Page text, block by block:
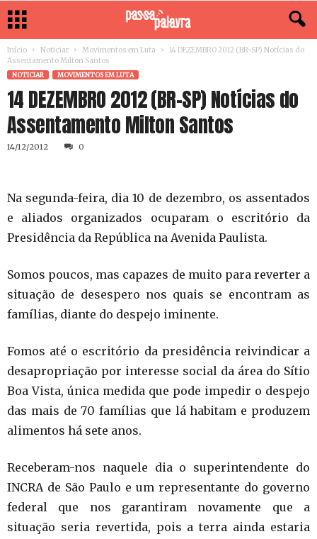
Início Noticiar Movimentos em Luta
14 DEZEMBRO 2012 (BR-SP) Notícias do
Assentamento Milton Santos
NOTICIAR MOVIMENTOS EM LUTA
14 DEZEMBRO 2012 (BR-SP) Notícias do
Assentamento Milton Santos
14/12/2012 0
Na segunda-feira, dia 10 de dezembro, os assentados
e aliados organizados ocuparam o escritório da
Presidência da República na Avenida Paulista.
Somos poucos, mas capazes de muito para reverter a
situação de desespero nos quais se encontram as
famílias, diante do despejo iminente.
Fomos até o escritório da presidência reivindicar a
desapropriação por interesse social da área do Sítio
Boa Vista, única medida que pode impedir o despejo
das mais de 70 famílias que lá habitam e produzem
alimentos há sete anos.
Receberam-nos naquele dia o superintendente do
INCRA de São Paulo e um representante do governo
federal que nos garantiram novamente que a
situação seria revertida, pois a terra ainda estaria